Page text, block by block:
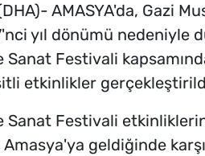
AMASYA'da, Gazi
yıl dönümü nedeniyle
Festivali
etkinlikler
Sanat Festivali
geldiğinde